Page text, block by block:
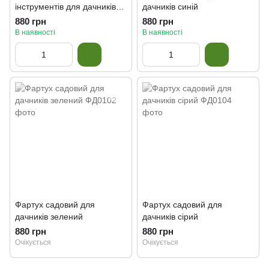
інструментів для дачників
червоний
880 грн
В наявності
дачників синій
880 грн
В наявності
Фартух садовий для
дачників зелений
880 грн
Очікується
Фартух садовий для
дачників сірий
880 грн
Очікується